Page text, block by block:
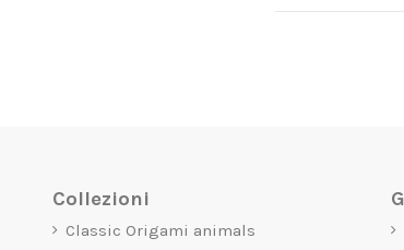
Collezioni
Classic Origami animals